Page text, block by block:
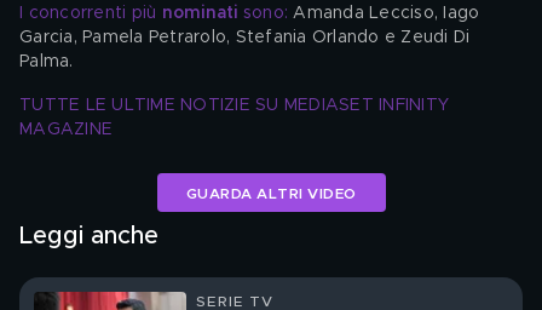
I concorrenti più nominati sono: Amanda Lecciso, Iago
Garcia, Pamela Petrarolo, Stefania Orlando e Zeudi Di
Palma.
TUTTE LE ULTIME NOTIZIE SU MEDIASET INFINITY
MAGAZINE
GUARDA ALTRI VIDEO
Leggi anche
SERIE TV